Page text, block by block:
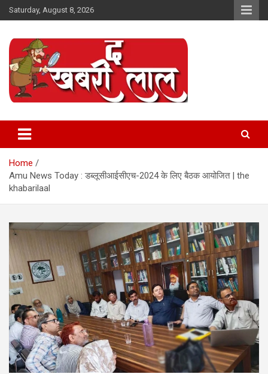
Skip
to
Saturday, August 8, 2026
The Khabri Laal
Online News Portal
Home
Amu News Today : डब्लूसीआईसीएच-2024 के लिए बैठक आयोजित | the
khabarilaal